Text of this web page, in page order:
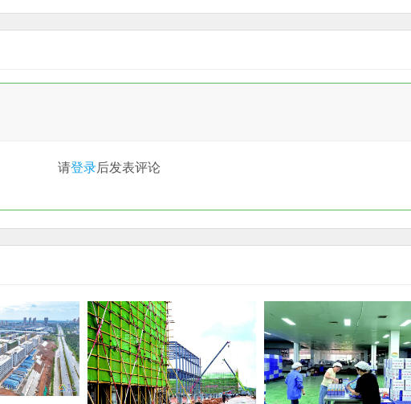
请登录后发表评论